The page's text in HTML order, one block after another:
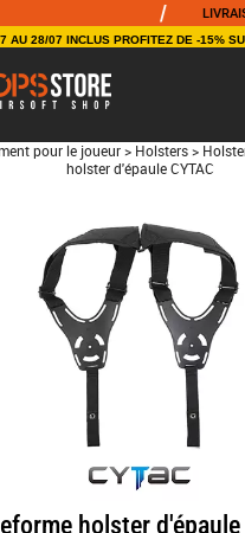
AU 28/07 INCLUS PROFITEZ DE -15%
pour le joueur > Holsters >
holster d'épaule CYTAC
holster d'épaule